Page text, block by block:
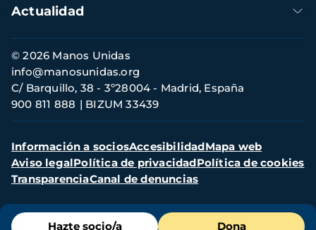
Menú
Hazte socio/a Dona
Actualidad
Información
de
contacto
© 2026 Manos Unidas
C/ Barquillo, 38 - 3º28004 - Madrid, España
900 811 888
BIZUM 33439
info@manosunidas.org
Menú
secundario
Información a sociosAccesibilidadMapa web
Aviso legalPolítica de privacidadPolítica de cookies
TransparenciaCanal de denuncias